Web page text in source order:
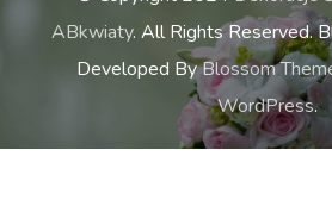
ABkwiaty. All Rights Reserved.
Developed ByBlossom
WordPress.